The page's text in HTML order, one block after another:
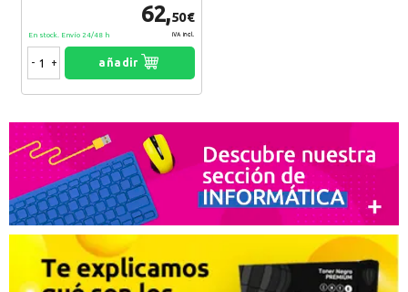
62,50€
IVA Incl.
En stock. Envío 24/48 h
- + añadir